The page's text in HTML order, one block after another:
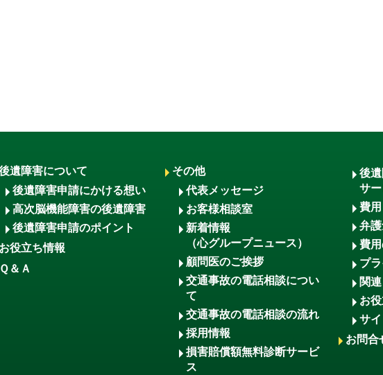
遺障害について
後遺障害申請にかける想い
高次脳機能障害の後遺障害
後遺障害申請のポイント
お役立ち情報
Ｑ＆Ａ
その他
代表メッセージ
お客様相談室
新着情報
（心グループニュース）
顧問医のご挨拶
交通事故の電話相談につい
て
交通事故の電話相談の流れ
採用情報
損害賠償額無料診断サービ
ス
後
サ
費用
弁
費
プ
関
お
サイ
お問合